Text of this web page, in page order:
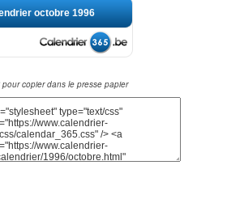
octobre 1996
pour copier dans le presse papier